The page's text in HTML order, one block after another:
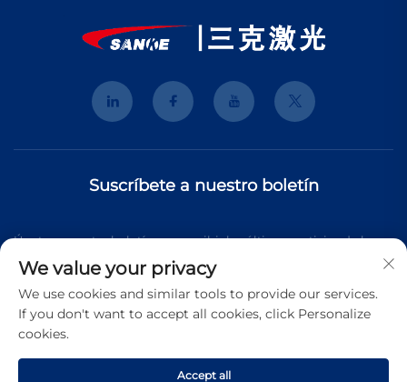
Suscríbete a nuestro boletín
Únete a nuestro boletín para recibir las últimas noticias de la
industria, actualizaciones y perspectivas de nuestro equipo.
We value your privacy
We use cookies and similar tools to provide our services.
If you don't want to accept all cookies, click Personalize
cookies.
Accept all